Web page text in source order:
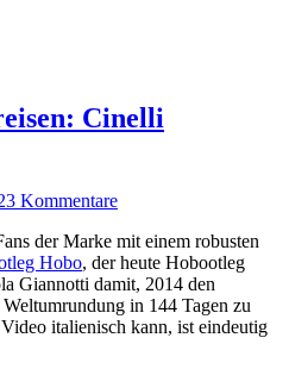
Cinelli
Kommentarezu
Abenteuerreisen:
Cinelli
Hobootleg
Geo
der Marke mit einem robusten
Hobo, der heute Hobootleg
Giannotti damit, 2014 den
in 144 Tagen zu
italienisch kann, ist eindeutig